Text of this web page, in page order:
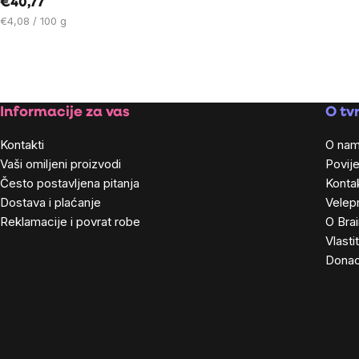
€40,77
Cijena
€4,08 / 100 g
Footer
Informacije za vas
Kontakti
Vaši omiljeni proizvodi
Često postavljena pitanja
Dostava i plaćanje
Reklamacije i povrat robe
O
O
O